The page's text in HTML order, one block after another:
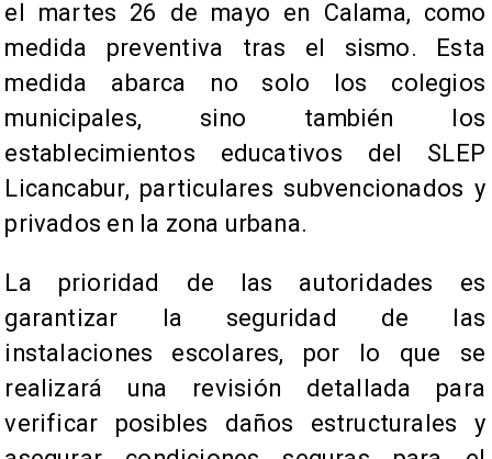
el martes 26 de mayo en Calama, como
medida preventiva tras el sismo. Esta
medida abarca no solo los colegios
municipales, sino también los
establecimientos educativos del SLEP
Licancabur, particulares subvencionados y
privados en la zona urbana.
La prioridad de las autoridades es
garantizar la seguridad de las
instalaciones escolares, por lo que se
realizará una revisión detallada para
verificar posibles daños estructurales y